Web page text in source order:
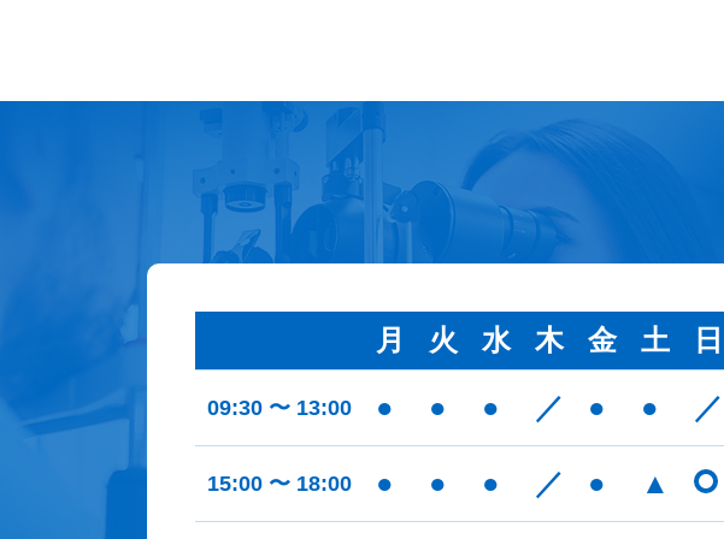
月 火 水 木 金 土 日
09:30 〜 13:00 ● ● ● ／ ● ● ／
15:00 〜 18:00 ● ● ● ／ ● ▲